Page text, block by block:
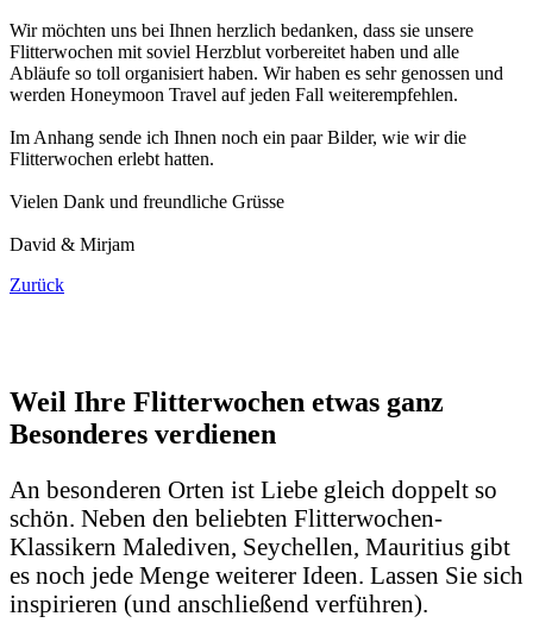
Wir möchten uns bei Ihnen herzlich bedanken, dass sie unsere
Flitterwochen mit soviel Herzblut vorbereitet haben und alle
Abläufe so toll organisiert haben. Wir haben es sehr genossen und
werden Honeymoon Travel auf jeden Fall weiterempfehlen.
Im Anhang sende ich Ihnen noch ein paar Bilder, wie wir die
Flitterwochen erlebt hatten.
Vielen Dank und freundliche Grüsse
David & Mirjam
Zurück
Weil Ihre Flitterwochen etwas ganz
Besonderes verdienen
An besonderen Orten ist Liebe gleich doppelt so
schön. Neben den beliebten Flitterwochen-
Klassikern Malediven, Seychellen, Mauritius gibt
es noch jede Menge weiterer Ideen. Lassen Sie sich
inspirieren (und anschließend verführen).